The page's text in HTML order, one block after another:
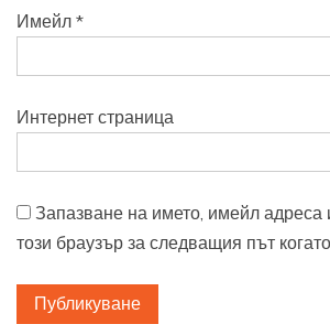
Имейл *
Интернет страница
Запазване на името, имейл адреса
този браузър за следващия път